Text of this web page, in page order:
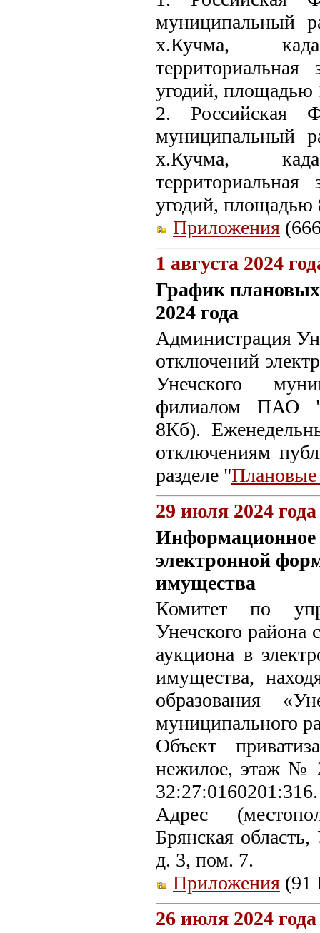
муниципальный
х.Кучма,
угодий, площадью
2. Российская
муниципальный
х.Кучма,
угодий, площадью
Приложения
1 августа 2024
График плановых
2024 года
Администрация
отключений
Унечского
филиалом ПАО
8Кб).
отключениям
разделе "
29 июля 2024 года
Информационное
электронной
имущества
Комитет по
Унечского района
аукциона в
имущества,
образования
муниципального
Объект
нежилое, этаж №
32:27:0160201:316.
Адрес
Брянская
д. 3, пом. 7.
Приложения (91
26 июля 2024 года